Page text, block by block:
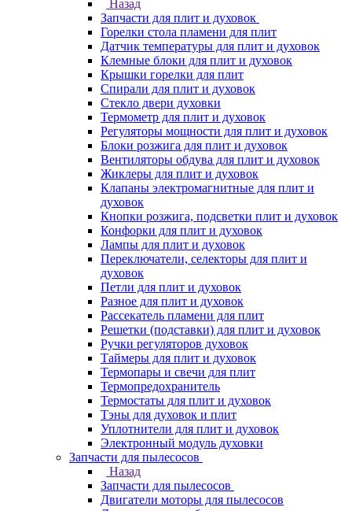
Назад
Запчасти для плит и духовок
Горелки стола пламени для плит
Датчик температуры для плит и духовок
Клемные блоки для плит и духовок
Крышки горелки для плит
Спирали для плит и духовок
Стекло двери духовки
Термометр для плит и духовок
Регуляторы мощности для плит и духовок
Блоки розжига для плит и духовок
Вентиляторы обдува для плит и духовок
Жиклеры для плит и духовок
Клапаны электромагнитные для плит и
духовок
Кнопки розжига, подсветки плит и духовок
Конфорки для плит и духовок
Лампы для плит и духовок
Переключатели, селекторы для плит и
духовок
Петли для плит и духовок
Разное для плит и духовок
Рассекатель пламени для плит
Решетки (подставки) для плит и духовок
Ручки регуляторов духовок
Таймеры для плит и духовок
Термопары и свечи для плит
Термопредохранитель
Термостаты для плит и духовок
Тэны для духовок и плит
Уплотнители для плит и духовок
Электронный модуль духовки
Запчасти для пылесосов
Назад
Запчасти для пылесосов
Двигатели моторы для пылесосов